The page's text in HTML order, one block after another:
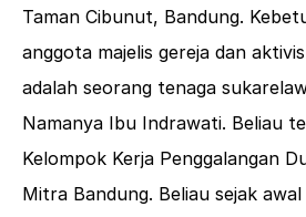
Taman Cibunut, Bandung.
anggota majelis gereja dan
adalah seorang tenaga
Namanya Ibu Indrawati. Beliau
Kelompok Kerja Penggalangan
Mitra Bandung. Beliau sejak